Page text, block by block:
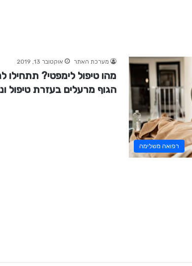
רפואה משלימה
מערכת האתר אוקטובר 13, 2019
מהו טיפול לימפטי? תתחילו
הגוף מרעלים בעזרת טיפול